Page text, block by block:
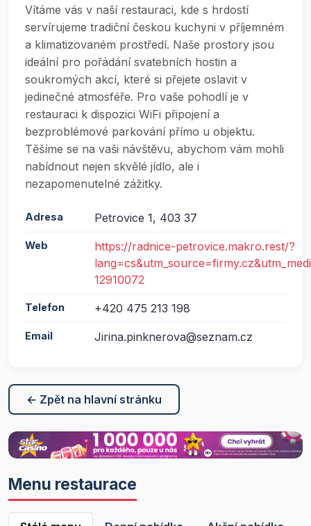
Vítáme vás v naší restauraci, kde s hrdostí
servírujeme tradiční českou kuchyni v příjemném
a klimatizovaném prostředí. Naše prostory jsou
ideální pro pořádání svatebních hostin a
soukromých akcí, které si přejete oslavit v
jedinečné atmosféře. Pro vaše pohodlí je v
restauraci k dispozici WiFi připojení a
bezproblémové parkování přímo u objektu.
Těšíme se na vaši návštěvu, abychom vám mohli
nabídnout nejen skvělé jídlo, ale i
nezapomenutelné zážitky.
Adresa Petrovice 1, 403 37
Web
https://radnice-petrovice.makro.rest/?
12910072
Telefon +420 475 213 198
Email Jirina.pinknerova@seznam.cz
← Zpět na hlavní stránku
Menu restaurace